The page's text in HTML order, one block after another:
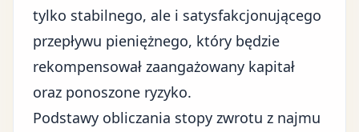
tylko stabilnego, ale i satysfakcjonującego
przepływu pieniężnego, który będzie
rekompensował zaangażowany kapitał
oraz ponoszone ryzyko.
Podstawy obliczania stopy zwrotu z najmu